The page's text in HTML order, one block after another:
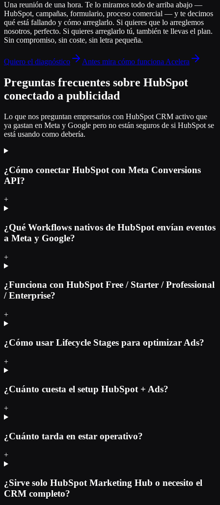
Una reunión de una hora. Te lo miramos todo de arriba abajo —
HubSpot, campañas, formulario, proceso comercial — y te decimos
qué está fallando y cómo arreglarlo. Si quieres que lo arreglemos
nosotros, perfecto. Si quieres arreglarlo tú, también te llevas el plan.
Sin compromiso, sin coste, sin letra pequeña.
Quiero el diagnóstico Antes mira cómo funciona Acelera
Preguntas frecuentes sobre HubSpot
conectado a publicidad
Lo que nos preguntan empresarios con HubSpot CRM activo que
ya gastan en Meta y Google pero no están seguros de si HubSpot se
está usando como debería.
¿Cómo conectar HubSpot con Meta Conversions
API?
+
¿Qué Workflows nativos de HubSpot envían eventos
a Meta y Google?
+
¿Funciona con HubSpot Free / Starter / Professional
/ Enterprise?
+
¿Cómo usar Lifecycle Stages para optimizar Ads?
+
¿Cuánto cuesta el setup HubSpot + Ads?
+
¿Cuánto tarda en estar operativo?
+
¿Sirve solo HubSpot Marketing Hub o necesito el
CRM completo?